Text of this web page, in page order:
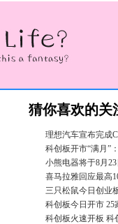
猜你喜欢的关
理想汽车宣布完成
科创板开市“满月”
小熊电器将于8月
喜马拉雅回应最高
三只松鼠今日创业
科创板今日开市 25
科创板火速开板 科